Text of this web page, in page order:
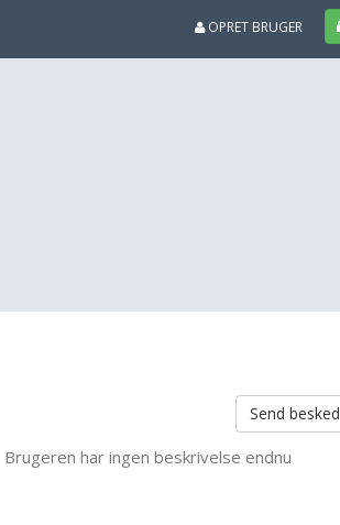
OPRET BRUGER
Send besked
Brugeren har ingen beskrivelse endnu